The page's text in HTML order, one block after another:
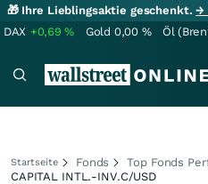
🎁 Ihre Lieblingsaktie geschenkt.→
DAX +0,69% Gold 0,00 % Öl
Startseite Fonds
Top Fonds
CAPITAL INTL.-INV.C/USD